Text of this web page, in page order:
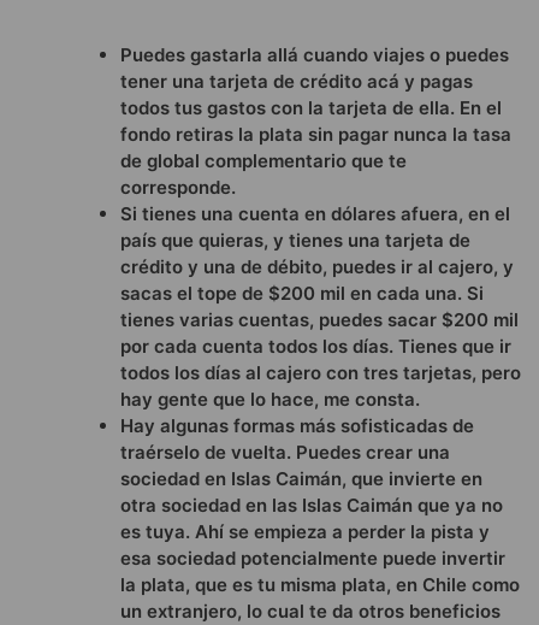
Puedes gastarla allá cuando viajes o puedes
tener una tarjeta de crédito acá y pagas
todos tus gastos con la tarjeta de ella. En el
fondo retiras la plata sin pagar nunca la tasa
de global complementario que te
corresponde.
Si tienes una cuenta en dólares afuera, en el
país que quieras, y tienes una tarjeta de
crédito y una de débito, puedes ir al cajero, y
sacas el tope de $200 mil en cada una. Si
tienes varias cuentas, puedes sacar $200 mil
por cada cuenta todos los días. Tienes que ir
todos los días al cajero con tres tarjetas, pero
hay gente que lo hace, me consta.
Hay algunas formas más sofisticadas de
traérselo de vuelta. Puedes crear una
sociedad en Islas Caimán, que invierte en
otra sociedad en las Islas Caimán que ya no
es tuya. Ahí se empieza a perder la pista y
esa sociedad potencialmente puede invertir
la plata, que es tu misma plata, en Chile como
un extranjero, lo cual te da otros beneficios